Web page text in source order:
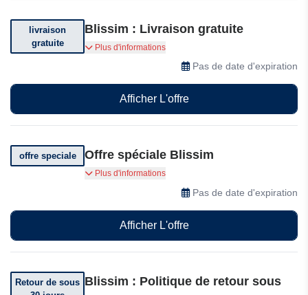
livraison
gratuite
Blissim : Livraison gratuite
Livraison offerte dès 59€ d'achat
Plus d'informations
Pas de date d'expiration
Afficher L'offre
offre speciale Offre spéciale Blissim
Recevez des mini-produits gratuits avec votre
commande. Conditions générales applicables
Plus d'informations
Pas de date d'expiration
Afficher L'offre
Retour de sous Blissim : Politique de retour sous